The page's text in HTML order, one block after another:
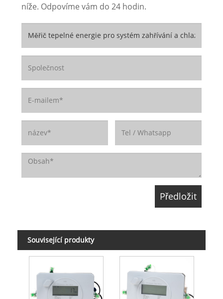
níže. Odpovíme vám do 24 hodin.
Související produkty